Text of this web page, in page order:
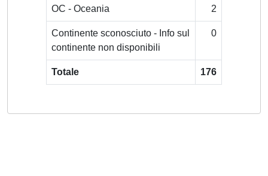
OC - Oceania 2
Continente sconosciuto - Info sul
continente non disponibili
0
Totale 176